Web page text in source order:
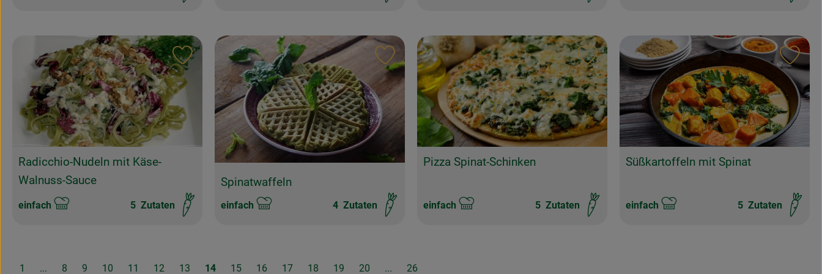
Vorspeisen
Beilagen
Babykost
Gurken
Hülsenfrüchte
Kartoffeln
Kohlgemüse
Kohlrabi
Kürbisse
Lauch, Porree
Paprikas, Chillis & Co.
Pastinaken,
Radicchio-Nudeln mit Käse-
Walnuss-Sauce
Schwierigkeit:
einfach 5 Zutaten
Rezept zu Favouriten hinzufügen
Spinatwaffeln
Schwierigkeit:
einfach 4 Zutaten
Rezept zu Favouriten hinzufügen
Pizza Spinat-Schinken
Schwierigkeit:
einfach 5 Zutaten
Rezept zu Favouriten hinzufügen
Süßkartoffeln mit Spinat
Schwierigkeit:
einfach 5 Zutaten
1 ... 8 9 10 11 12 13 14 15 16 17 18 19 20 ... 26